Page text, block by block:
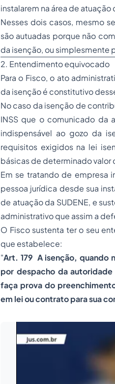
instalarem na área de atuação
Nesses dois casos, mesmo
são autuadas porque não
da isenção, ou simplesmente
2. Entendimento equivocado
Para o Fisco, o ato
da isenção é constitutivo
No caso da isenção de
INSS que o comunicado da
indispensável ao gozo da
requisitos exigidos na lei
básicas de determinado
Em se tratando de empresa
pessoa jurídica desde sua
de atuação da SUDENE, e
administrativo que assim a
O Fisco sustenta ter o seu
que estabelece:
"Art. 179  A isenção,
por despacho da
faça prova do
em lei ou contrato para sua